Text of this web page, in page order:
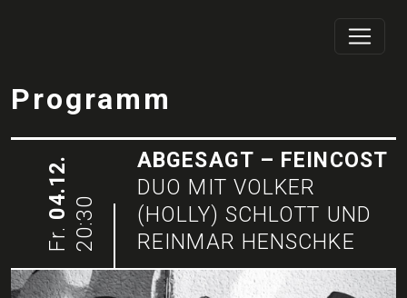
Programm
Fr.
04.12.
20:30
ABGESAGT – FEINCOST
DUO MIT VOLKER
(HOLLY) SCHLOTT UND
REINMAR HENSCHKE